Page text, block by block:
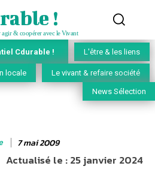
!
agir & coopérer avec le Vivant
Cdurable ! L'être & les liens
locale Le vivant & refaire société
News Sélection
7 mai 2009
Actualisé le :25 janvier 2024